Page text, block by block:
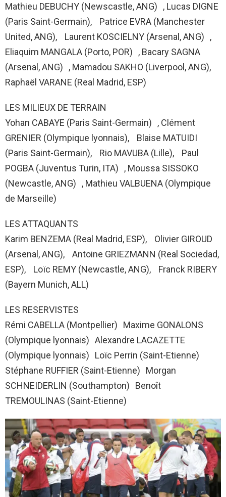
Mathieu DEBUCHY (Newscastle, ANG) , Lucas DIGNE
(Paris Saint-Germain), Patrice EVRA (Manchester
United, ANG), Laurent KOSCIELNY (Arsenal, ANG) ,
Eliaquim MANGALA (Porto, POR) , Bacary SAGNA
(Arsenal, ANG) , Mamadou SAKHO (Liverpool, ANG),
Raphaël VARANE (Real Madrid, ESP)
LES MILIEUX DE TERRAIN
Yohan CABAYE (Paris Saint-Germain) , Clément
GRENIER (Olympique lyonnais), Blaise MATUIDI
(Paris Saint-Germain), Rio MAVUBA (Lille), Paul
POGBA (Juventus Turin, ITA) , Moussa SISSOKO
(Newcastle, ANG) , Mathieu VALBUENA (Olympique
de Marseille)
LES ATTAQUANTS
Karim BENZEMA (Real Madrid, ESP), Olivier GIROUD
(Arsenal, ANG), Antoine GRIEZMANN (Real Sociedad,
ESP), Loïc REMY (Newcastle, ANG), Franck RIBERY
(Bayern Munich, ALL)
LES RESERVISTES
Rémi CABELLA (Montpellier) Maxime GONALONS
(Olympique lyonnais) Alexandre LACAZETTE
(Olympique lyonnais) Loïc Perrin (Saint-Etienne)
Stéphane RUFFIER (Saint-Etienne) Morgan
SCHNEIDERLIN (Southampton) Benoît
TREMOULINAS (Saint-Etienne)